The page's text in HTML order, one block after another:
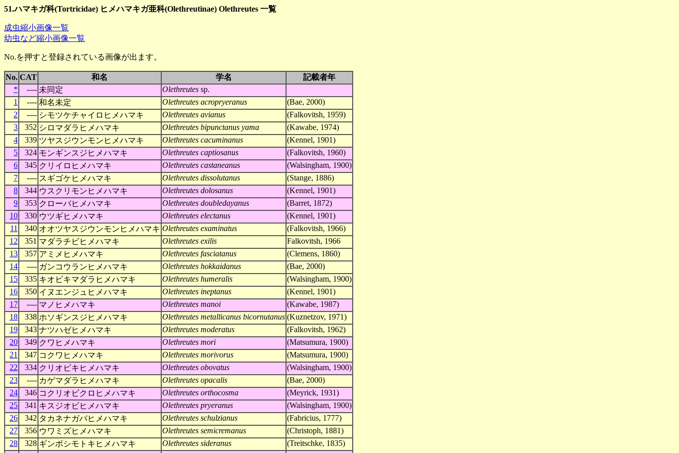
51.ハマキガ科(Tortricidae) ヒメハマキガ亜科(Olethreutinae) Olethreutes 一覧
成虫縮小画像一覧
幼虫など縮小画像一覧
No.を押すと登録されている画像が出ます。
No. CAT 和名 学名
記載者年
*
---- 未同定 Olethreutes sp.
1
---- 和名未定 Olethreutes acropryeranus
(Bae, 2000)
2
---- シモツケチャイロヒメハマキ Olethreutes avianus
(Falkovitsh, 1959)
3
352 シロマダラヒメハマキ Olethreutes bipunctanus yama
(Kawabe, 1974)
4
339 ツヤスジウンモンヒメハマキ Olethreutes cacuminanus
(Kennel, 1901)
5
324 モンギンスジヒメハマキ Olethreutes captiosanus
(Falkovitsh, 1960)
6
345 クリイロヒメハマキ Olethreutes castaneanus
(Walsingham, 1900)
7
---- スギゴケヒメハマキ Olethreutes dissolutanus
(Stange, 1886)
8
344 ウスクリモンヒメハマキ Olethreutes dolosanus
(Kennel, 1901)
9
353 クローバヒメハマキ Olethreutes doubledayanus
(Barret, 1872)
10
330 ウツギヒメハマキ Olethreutes electanus
(Kennel, 1901)
11
340 オオツヤスジウンモンヒメハマキ Olethreutes examinatus
(Falkovitsh, 1966)
12
351 マダラチビヒメハマキ Olethreutes exilis
Falkovitsh, 1966
13
357 アミメヒメハマキ Olethreutes fasciatanus
(Clemens, 1860)
14
---- ガンコウランヒメハマキ Olethreutes hokkaidanus
(Bae, 2000)
15
335 キオビキマダラヒメハマキ Olethreutes humeralis
(Walsingham, 1900)
16
350 イヌエンジュヒメハマキ Olethreutes ineptanus
(Kennel, 1901)
17
---- マノヒメハマキ Olethreutes manoi
(Kawabe, 1987)
18
338 ホソギンスジヒメハマキ Olethreutes metallicanus bicornutanus (Kuznetzov, 1971)
19
343 ナツハゼヒメハマキ Olethreutes moderatus
(Falkovitsh, 1962)
20
349 クワヒメハマキ Olethreutes mori
(Matsumura, 1900)
21
347 コクワヒメハマキ Olethreutes morivorus
(Matsumura, 1900)
22
334 クリオビキヒメハマキ Olethreutes obovatus
(Walsingham, 1900)
23
---- カゲマダラヒメハマキ Olethreutes opacalis
(Bae, 2000)
24
346 コクリオビクロヒメハマキ Olethreutes orthocosma
(Meyrick, 1931)
25
341 キスジオビヒメハマキ Olethreutes pryeranus
(Walsingham, 1900)
26
342 タカネナガバヒメハマキ Olethreutes schulzianus
(Fabricius, 1777)
27
356 ウワミズヒメハマキ Olethreutes semicremanus
(Christoph, 1881)
28
328 ギンボシモトキヒメハマキ Olethreutes sideranus
(Treitschke, 1835)